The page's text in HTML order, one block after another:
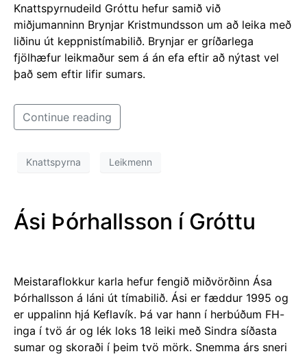
Knattspyrnudeild Gróttu hefur samið við
miðjumanninn Brynjar Kristmundsson um að leika með
liðinu út keppnistímabilið. Brynjar er gríðarlega
fjölhæfur leikmaður sem á án efa eftir að nýtast vel
það sem eftir lifir sumars.
Continue reading
Knattspyrna Leikmenn
Ási Þórhallsson í Gróttu
Meistaraflokkur karla hefur fengið miðvörðinn Ása
Þórhallsson á láni út tímabilið. Ási er fæddur 1995 og
er uppalinn hjá Keflavík. Þá var hann í herbúðum FH-
inga í tvö ár og lék loks 18 leiki með Sindra síðasta
sumar og skoraði í þeim tvö mörk. Snemma árs sneri